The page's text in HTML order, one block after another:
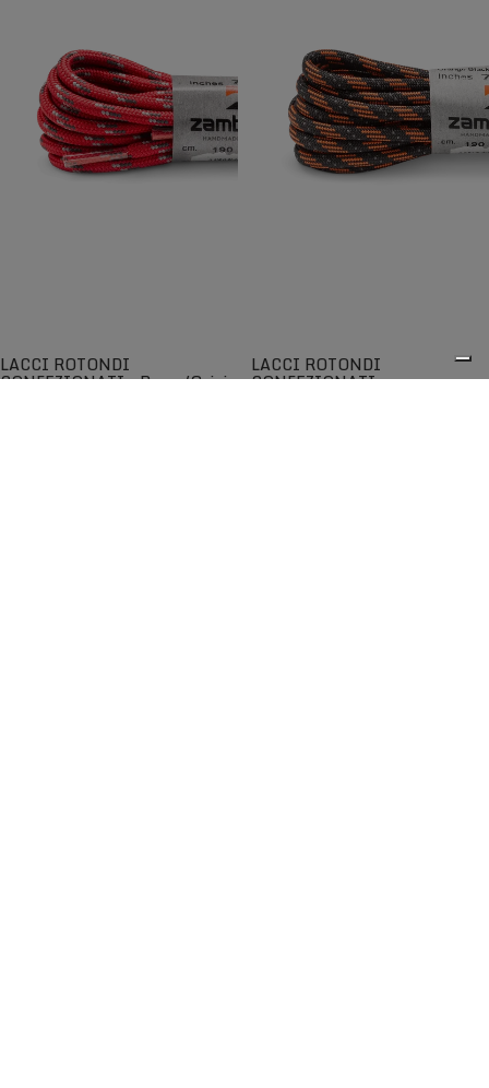
LACCI ROTONDI
CONFEZIONATI - Rosso/Grigio
LACCI ROTONDI
CONFEZIONATI -